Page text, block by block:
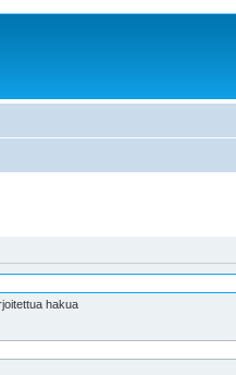
hakua